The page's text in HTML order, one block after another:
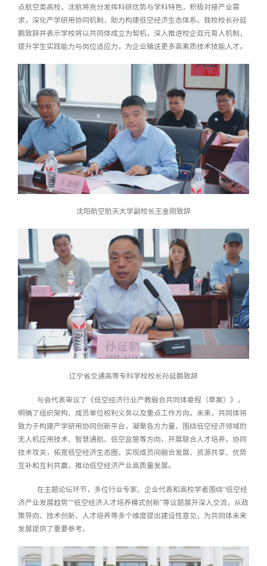
点航空类高校，沈航将充分发挥科研优势与学科特色，积极对接产业需
求，深化产学研用协同机制，助力构建低空经济生态体系。 我校校长孙延
鹏致辞并表示学校将以共同体成立为契机，深入推进校企双元育人机制，
提升学生实践能力与岗位适应力，为企业输送更多高素质技术技能人才。
沈阳航空航天大学副校长王金刚致辞
辽宁省交通高等专科学校校长孙延鹏致辞
与会代表审议了《低空经济行业产教融合共同体章程（草案）》，
明确了组织架构、成员单位权利义务以及重点工作方向。未来， 共同体将
致力于构建产学研用协同创新平台，凝聚各方力量，
围绕低空经济领域的
无人机应用技术、智慧通航、低空监管等方向， 开展联合人才培养，协同
技术攻关，拓宽低空经济生态圈，实现成员间融合发展、资源共享、优势
互补和互利共赢，推动低空经济产业高质量发展。
在主题论坛环节，多位行业专家、企业代表和高校学者围绕“低空经
济产业发展趋势”“低空经济人才培养模式创新”等议题展开深入交流，从政
策导向、技术创新、人才培养等多个维度提出建设性意见，为共同体未来
发展提供了重要参考。